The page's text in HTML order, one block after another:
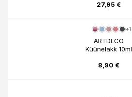
27,95 €
+1
ARTDECO
Küünelakk 10ml
8,90 €